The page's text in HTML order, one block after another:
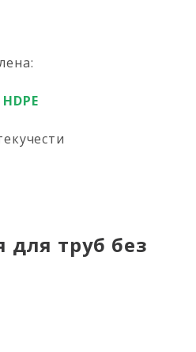
для труб без